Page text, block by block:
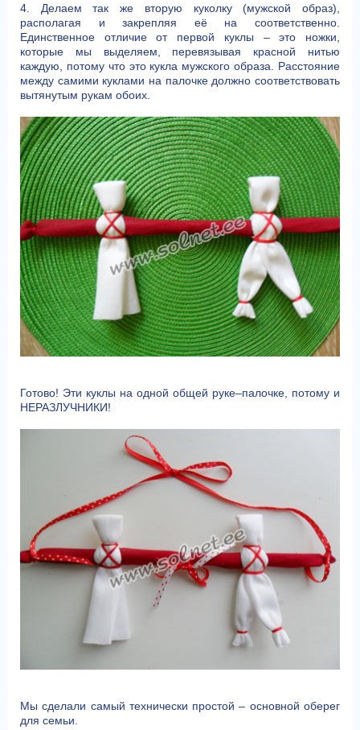
4. Делаем так же вторую куколку (мужской образ),
располагая и закрепляя её на соответственно.
Единственное отличие от первой куклы – это ножки,
которые мы выделяем, перевязывая красной нитью
каждую, потому что это кукла мужского образа. Расстояние
между самими куклами на палочке должно соответствовать
вытянутым рукам обоих.
Готово! Эти куклы на одной общей руке–палочке, потому и
НЕРАЗЛУЧНИКИ!
Мы сделали самый технически простой – основной оберег
для семьи.